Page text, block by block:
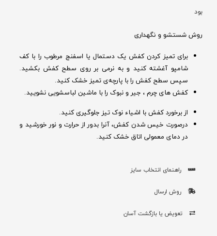
بود
روش شستشو و نگهداری
برای تمیز کردن کفش یک دستمال یا اسفنج مرطوب را با کف
شامپو آغشته کنید و به نرمی بر روی سطح کفش بکشید.
سپس سطح کفش را با پارچه‌ی تمیز خشک کنید.
کفش های چرم ، جیر و نبوک را با ماشین لباسشویی نشویید.
از برخورد کفش با اشیاء نوک تیز جلوگیری کنید.
درصورت خیس شدن کفش‌، آنرا بدور از حرارت و نور خورشید و
در دمای معمولی اتاق خشک کنید.
راهنمای انتخاب سایز
روش ارسال
تعویض یا بازگشت آسان